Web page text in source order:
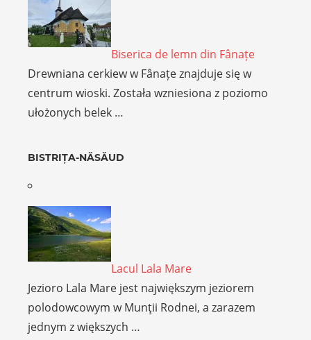
Biserica de lemn din Fânațe
Drewniana cerkiew w Fânațe znajduje się w
centrum wioski. Została wzniesiona z poziomo
ułożonych belek …
BISTRIȚA-NĂSĂUD
Lacul Lala Mare
Jezioro Lala Mare jest największym jeziorem
polodowcowym w Munţii Rodnei, a zarazem
jednym z większych …